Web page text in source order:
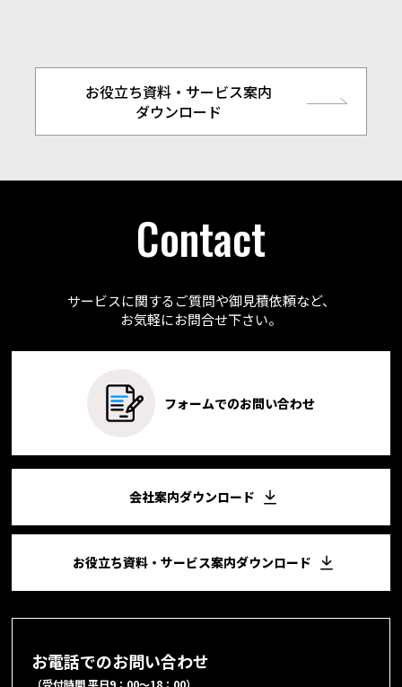
お役立ち資料・サービス案内
ダウンロード
Contact
サービスに関するご質問や御見積依頼など、
お気軽にお問合せ下さい。
フォームでのお問い合わせ
会社案内ダウンロード
お役立ち資料・サービス案内ダウンロード
お電話でのお問い合わせ